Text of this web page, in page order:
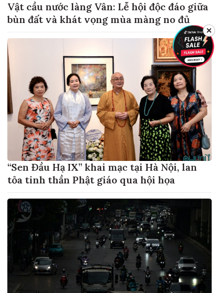
Vật cầu nước làng Vân: Lễ hội độc đáo giữa
bùn đất và khát vọng mùa màng no đủ
“Sen Đầu Hạ IX” khai mạc tại Hà Nội, lan
tỏa tinh thần Phật giáo qua hội họa
✕